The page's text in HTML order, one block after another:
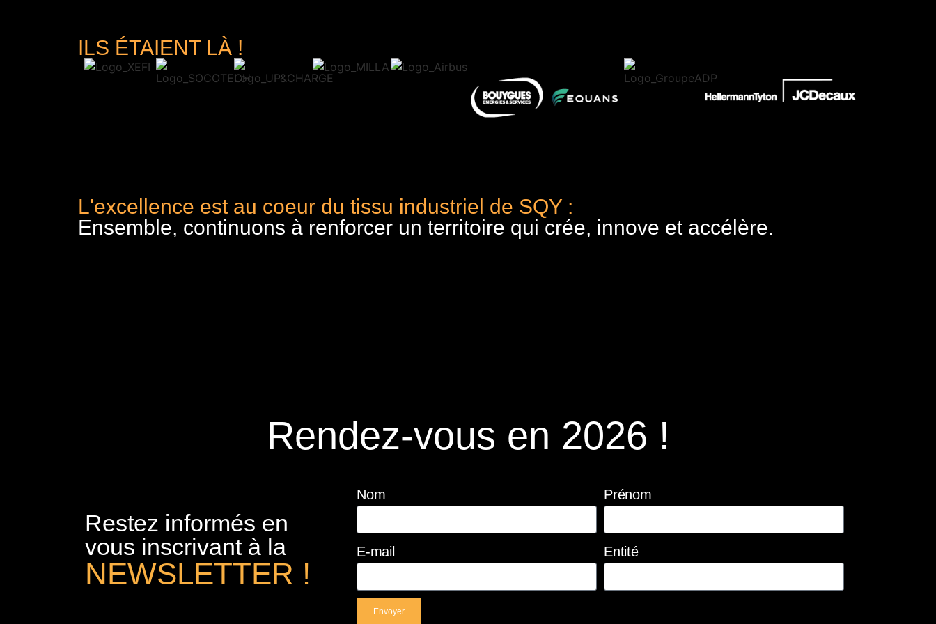
ILS ÉTAIENT LÀ !
L'excellence est au coeur du tissu industriel de SQY :
Ensemble, continuons à renforcer un territoire qui crée, innove et accélère.
Rendez-vous en 2026 !
Restez informés en
vous inscrivant à la
NEWSLETTER !
Nom Prénom
E-mail Entité
Envoyer